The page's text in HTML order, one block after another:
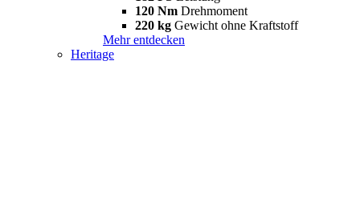
120 Nm Drehmoment
220 kg Gewicht ohne Kraftstoff
Mehr entdecken
Heritage